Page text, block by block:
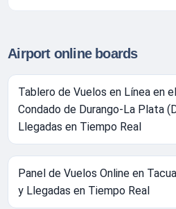
Airport online boards
Tablero de Vuelos en Línea en
Condado de Durango-La Plata
Llegadas en Tiempo Real
Panel de Vuelos Online en
y Llegadas en Tiempo Real